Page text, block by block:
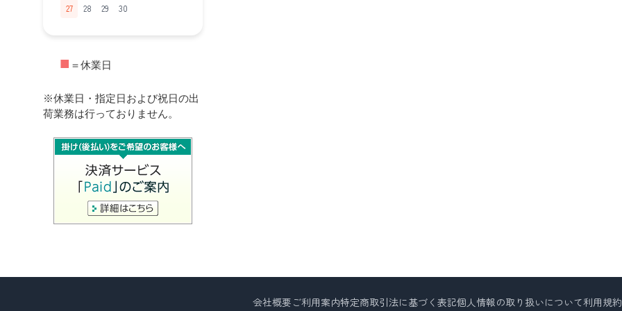
27
28 29 30
■ ＝休業日
※休業日・指定日および祝日の出
荷業務は行っておりません。
会社概要 ご利用案内特定商取引法に基づく表記個人情報の取り扱いについて利用規約